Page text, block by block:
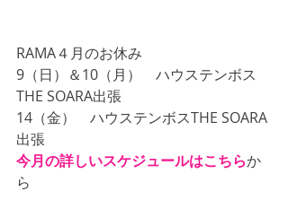
RAMA４月のお休み
9（日）＆10（月）　ハウステンボス
THE SOARA出張
14（金）　ハウステンボスTHE SOARA
出張
今月の詳しいスケジュールはこちらか
ら